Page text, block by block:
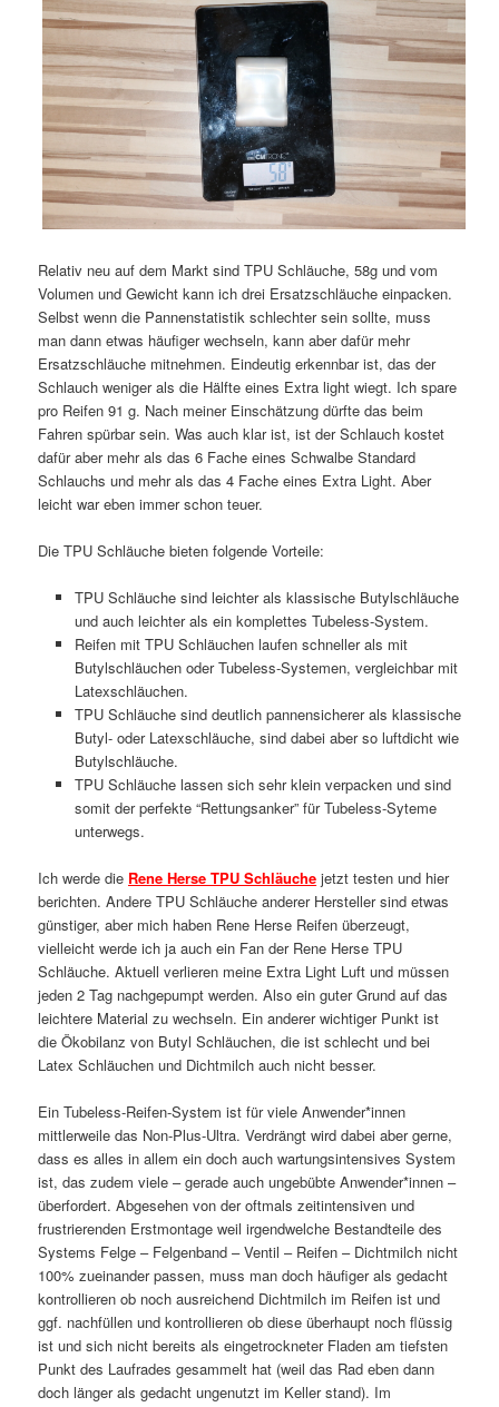
Relativ neu auf dem Markt sind TPU Schläuche, 58g und vom
Volumen und Gewicht kann ich drei Ersatzschläuche einpacken.
Selbst wenn die Pannenstatistik schlechter sein sollte, muss
man dann etwas häufiger wechseln, kann aber dafür mehr
Ersatzschläuche mitnehmen. Eindeutig erkennbar ist, das der
Schlauch weniger als die Hälfte eines Extra light wiegt. Ich spare
pro Reifen 91 g. Nach meiner Einschätzung dürfte das beim
Fahren spürbar sein. Was auch klar ist, ist der Schlauch kostet
dafür aber mehr als das 6 Fache eines Schwalbe Standard
Schlauchs und mehr als das 4 Fache eines Extra Light. Aber
leicht war eben immer schon teuer.
Die TPU Schläuche bieten folgende Vorteile:
TPU Schläuche sind leichter als klassische Butylschläuche
und auch leichter als ein komplettes Tubeless-System.
Reifen mit TPU Schläuchen laufen schneller als mit
Butylschläuchen oder Tubeless-Systemen, vergleichbar mit
Latexschläuchen.
TPU Schläuche sind deutlich pannensicherer als klassische
Butyl- oder Latexschläuche, sind dabei aber so luftdicht wie
Butylschläuche.
TPU Schläuche lassen sich sehr klein verpacken und sind
somit der perfekte “Rettungsanker” für Tubeless-Syteme
unterwegs.
Ich werde die Rene Herse TPU Schläuche jetzt testen und hier
berichten. Andere TPU Schläuche anderer Hersteller sind etwas
günstiger, aber mich haben Rene Herse Reifen überzeugt,
vielleicht werde ich ja auch ein Fan der Rene Herse TPU
Schläuche. Aktuell verlieren meine Extra Light Luft und müssen
jeden 2 Tag nachgepumpt werden. Also ein guter Grund auf das
leichtere Material zu wechseln. Ein anderer wichtiger Punkt ist
die Ökobilanz von Butyl Schläuchen, die ist schlecht und bei
Latex Schläuchen und Dichtmilch auch nicht besser.
Ein Tubeless-Reifen-System ist für viele Anwender*innen
mittlerweile das Non-Plus-Ultra. Verdrängt wird dabei aber gerne,
dass es alles in allem ein doch auch wartungsintensives System
ist, das zudem viele – gerade auch ungebübte Anwender*innen –
überfordert. Abgesehen von der oftmals zeitintensiven und
frustrierenden Erstmontage weil irgendwelche Bestandteile des
Systems Felge – Felgenband – Ventil – Reifen – Dichtmilch nicht
100% zueinander passen, muss man doch häufiger als gedacht
kontrollieren ob noch ausreichend Dichtmilch im Reifen ist und
ggf. nachfüllen und kontrollieren ob diese überhaupt noch flüssig
ist und sich nicht bereits als eingetrockneter Fladen am tiefsten
Punkt des Laufrades gesammelt hat (weil das Rad eben dann
doch länger als gedacht ungenutzt im Keller stand). Im